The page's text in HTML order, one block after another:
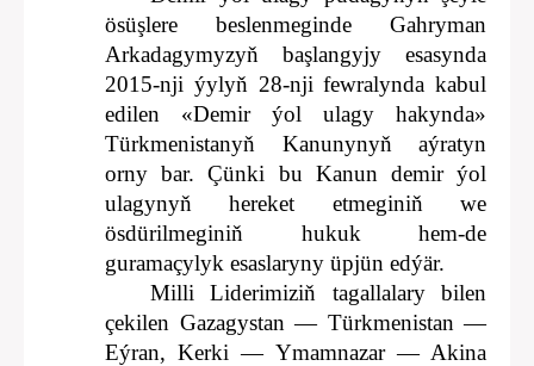
ösüşlere beslenmeginde Gahryman
Arkadagymyzyň başlangyjy esasynda
2015-nji ýylyň 28-nji fewralynda kabul
edilen «Demir ýol ulagy hakynda»
Türkmenistanyň Kanunynyň aýratyn
orny bar. Çünki bu Kanun demir ýol
ulagynyň hereket etmeginiň we
ösdürilmeginiň hukuk hem-de
guramaçylyk esaslaryny üpjün edýär.
Milli Liderimiziň tagallalary bilen
çekilen Gazagystan — Türkmenistan —
Eýran, Kerki — Ymamnazar — Akina